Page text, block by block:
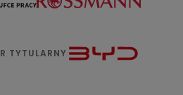
TYTULARNY